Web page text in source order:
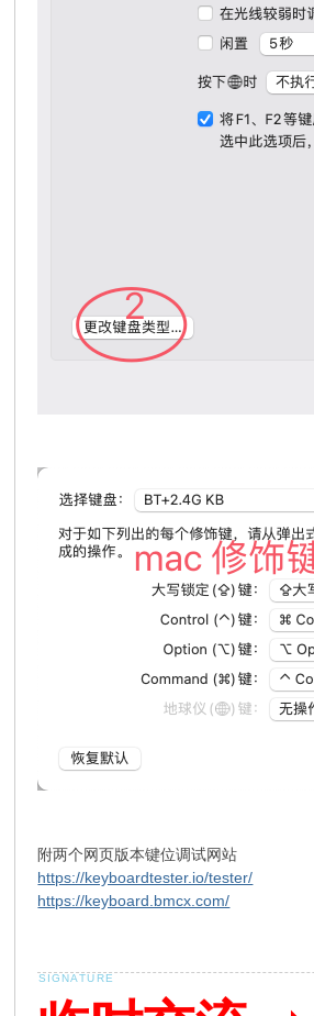
附两个网页版本键位调试网站
https://keyboardtester.io/tester/
https://keyboard.bmcx.com/